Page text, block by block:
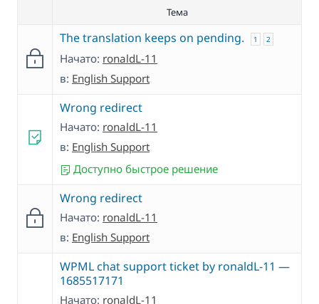
Тема
The translation keeps on pending. 1 2
Начато: ronaldL-11
в: English Support
Wrong redirect
Начато: ronaldL-11
в: English Support
Доступно быстрое решение
Wrong redirect
Начато: ronaldL-11
в: English Support
WPML chat support ticket by ronaldL-11 —
1685517171
Начато: ronaldL-11